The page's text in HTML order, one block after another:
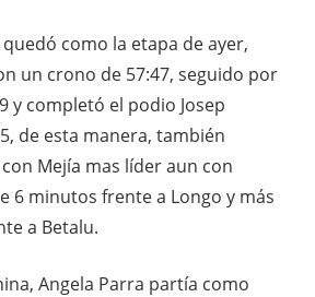
como la etapa de ayer,
un crono de 57:47, seguido por
y completó el podio Josep
de esta manera, también
Mejía mas líder aun con
6 minutos frente a Longo y más
a Betalu.
Angela Parra partía como